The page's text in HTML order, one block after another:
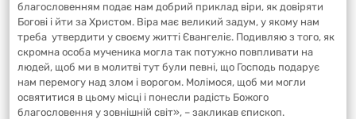
благословенням подає нам добрий приклад віри, як довіряти
Богові і йти за Христом. Віра має великий задум, у якому нам
треба утвердити у своєму житті Євангеліє. Подивляю з того, як
скромна особа мученика могла так потужно повпливати на
людей, щоб ми в молитві тут були певні, що Господь подарує
нам перемогу над злом і ворогом. Молімося, щоб ми могли
освятитися в цьому місці і понесли радість Божого
благословення у зовнішній світ», – закликав єпископ.